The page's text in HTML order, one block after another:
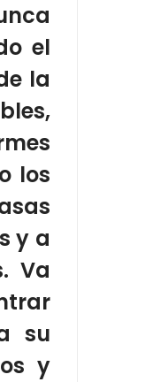
el
la
los
y a
Va
su
y